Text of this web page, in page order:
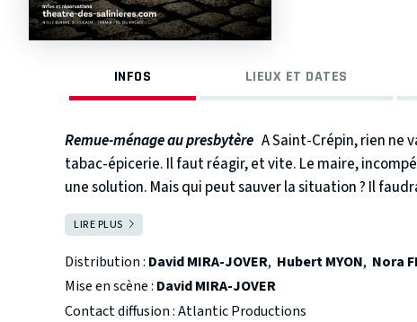
INFOS LIEUX ET DATES
Remue-ménage au presbytère A Saint-Crépin, rien ne
tabac-épicerie. Il faut réagir, et vite. Le maire,
une solution. Mais qui peut sauver la situation ? Il
rouvrir l'épicerie et reprendre le café-tabac. Avec
comme un cœur et débrouillarde à souhait, la
les talents culinaires de Janine, la bonne du curé, et
curé du village plutôt « Grande gueule », sorte de «
dépasseront toutes les espérances. Mais à quel prix ?
LIRE PLUS
Distribution : David MIRA-JOVER, Hubert MYON, Nora
Mise en scène : David MIRA-JOVER
Contact diffusion : Atlantic Productions